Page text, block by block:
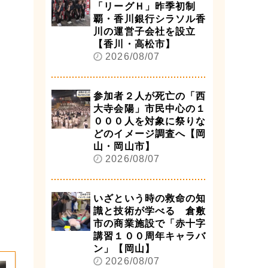
「リーグＨ」昨季初制
覇・香川銀行シラソル香
川の運営子会社を設立
【香川・高松市】
2026/08/07
参加者２人が死亡の「西
大寺会陽」市民中心の１
０００人を対象に祭りな
どのイメージ調査へ【岡
山・岡山市】
2026/08/07
いざという時の救命の知
識と技術が学べる 倉敷
市の商業施設で「赤十字
講習１００周年キャラバ
ン」【岡山】
2026/08/07